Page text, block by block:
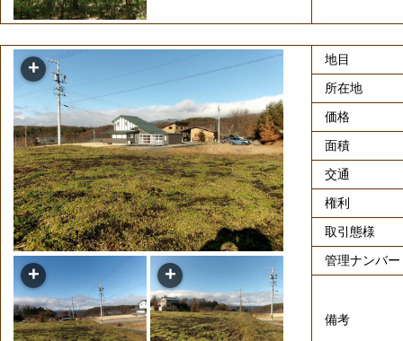
地目
所在地
価格
面積
交通
権利
取引態様
管理ナンバー
備考